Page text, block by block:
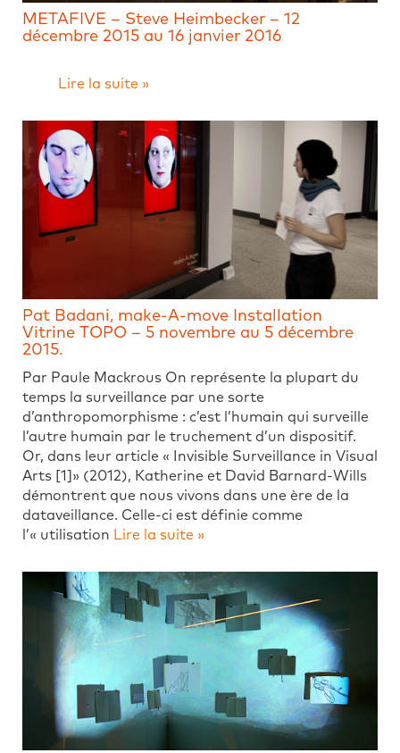
METAFIVE – Steve Heimbecker – 12
décembre 2015 au 16 janvier 2016
Lire la suite »
Pat Badani, make-A-move Installation
Vitrine TOPO – 5 novembre au 5 décembre
2015.
Par Paule Mackrous On représente la plupart du
temps la surveillance par une sorte
d’anthropomorphisme : c’est l’humain qui surveille
l’autre humain par le truchement d’un dispositif.
Or, dans leur article « Invisible Surveillance in Visual
Arts [1]» (2012), Katherine et David Barnard-Wills
démontrent que nous vivons dans une ère de la
dataveillance. Celle-ci est définie comme
l’« utilisation Lire la suite »